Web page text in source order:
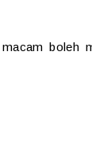
boleh